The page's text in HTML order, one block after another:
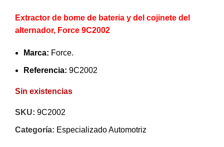
Extractor de bome de bateria y del cojinete del
alternador, Force 9C2002
Marca: Force.
Referencia: 9C2002
Sin existencias
SKU: 9C2002
Categoría: Especializado Automotriz